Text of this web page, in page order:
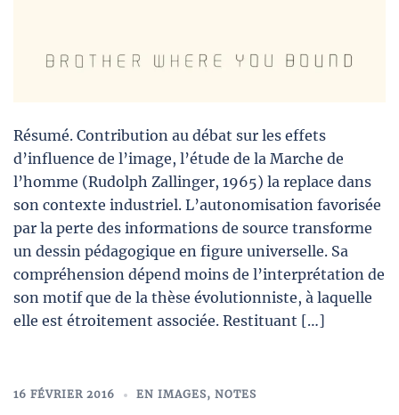
Résumé. Contribution au débat sur les effets
d’influence de l’image, l’étude de la Marche de
l’homme (Rudolph Zallinger, 1965) la replace dans
son contexte industriel. L’autonomisation favorisée
par la perte des informations de source transforme
un dessin pédagogique en figure universelle. Sa
compréhension dépend moins de l’interprétation de
son motif que de la thèse évolutionniste, à laquelle
elle est étroitement associée. Restituant […]
16 FÉVRIER 2016 EN IMAGES, NOTES